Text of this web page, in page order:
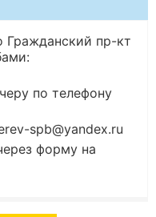
Гражданский пр-кт
по телефону
spb@yandex.ru
форму на